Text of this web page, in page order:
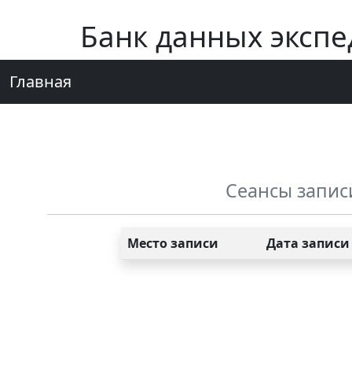
Банк данных
Главная
Сеансы
Место записи Дата записи